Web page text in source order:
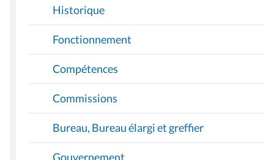
Historique
Fonctionnement
Compétences
Commissions
Bureau, Bureau élargi et greffier
Gouvernement